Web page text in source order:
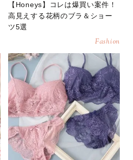
【Honeys】コレは爆買い案件！
高見えする花柄のブラ＆ショー
ツ5選
Fashion